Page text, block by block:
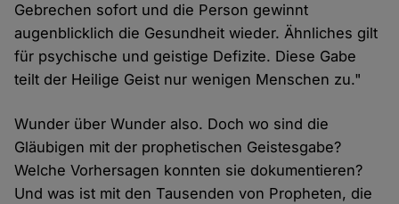
Gebrechen sofort und die Person gewinnt
augenblicklich die Gesundheit wieder. Ähnliches gilt
für psychische und geistige Defizite. Diese Gabe
teilt der Heilige Geist nur wenigen Menschen zu."
Wunder über Wunder also. Doch wo sind die
Gläubigen mit der prophetischen Geistesgabe?
Welche Vorhersagen konnten sie dokumentieren?
Und was ist mit den Tausenden von Propheten, die